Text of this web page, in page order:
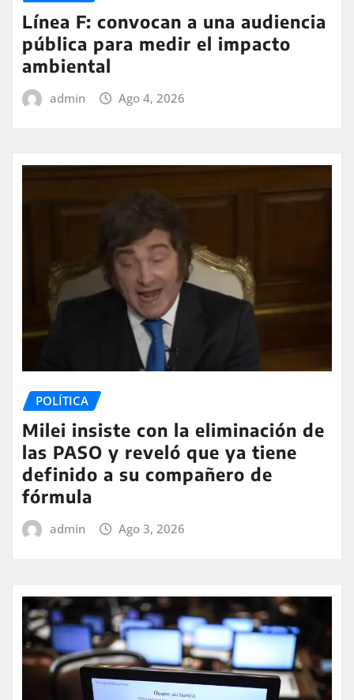
Línea F: convocan a una audiencia
pública para medir el impacto
ambiental
admin Ago 4, 2026
POLÍTICA
Milei insiste con la eliminación de
las PASO y reveló que ya tiene
definido a su compañero de
fórmula
admin Ago 3, 2026